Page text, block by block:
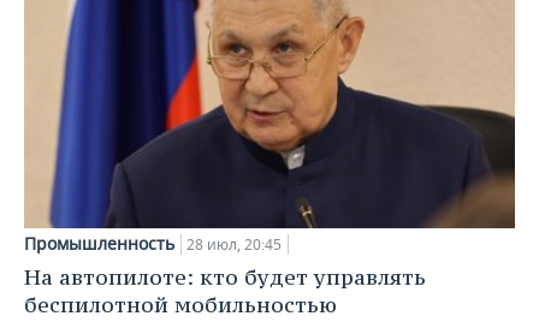
Промышленность 28 июл, 20:45
На автопилоте: кто будет управлять
беспилотной мобильностью